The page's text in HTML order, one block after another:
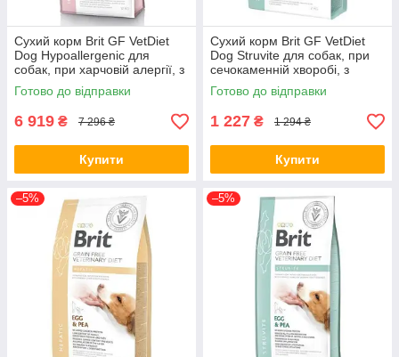
Сухий корм Brit GF VetDiet
Dog Hypoallergenic для
собак, при харчовій алергії, з
лососем, горохом і гречкою,
12 кг (*)
Готово до відправки
6 919 ₴ 7 296 ₴
Купити
Сухий корм Brit GF VetDiet
Dog Struvite для собак, при
сечокаменній хворобі, з
яйцем, індичкою, горохом и
гречкой, 2 кг (*)
Готово до відправки
1 227 ₴ 1 294 ₴
Купити
–5% –5%